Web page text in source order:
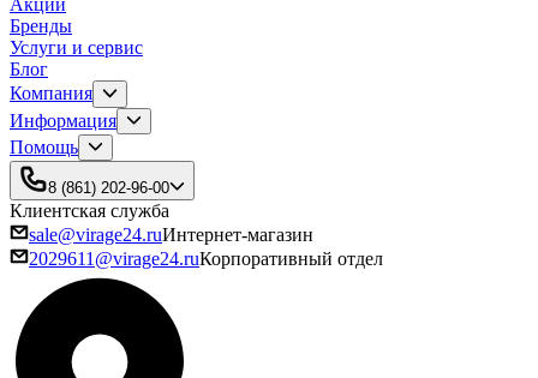
Акции
Бренды
Услуги и сервис
Блог
Компания
Информация
Помощь
8 (861) 202-96-00
Клиентская служба
sale@virage24.ruИнтернет-магазин
2029611@virage24.ruКорпоративный отдел